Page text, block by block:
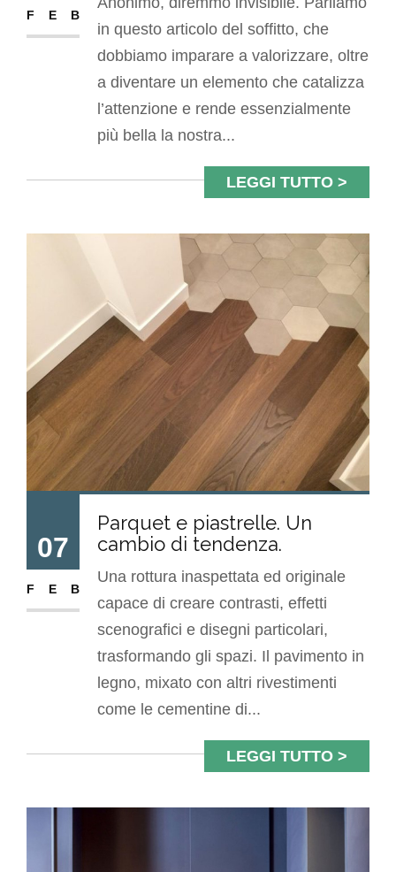
FEB
in questo articolo del soffitto, che
dobbiamo imparare a valorizzare, oltre
a diventare un elemento che catalizza
l’attenzione e rende essenzialmente
più bella la nostra...
LEGGI TUTTO >
07
FEB
Parquet e piastrelle. Un
cambio di tendenza.
Una rottura inaspettata ed originale
capace di creare contrasti, effetti
scenografici e disegni particolari,
trasformando gli spazi. Il pavimento in
legno, mixato con altri rivestimenti
come le cementine di...
LEGGI TUTTO >